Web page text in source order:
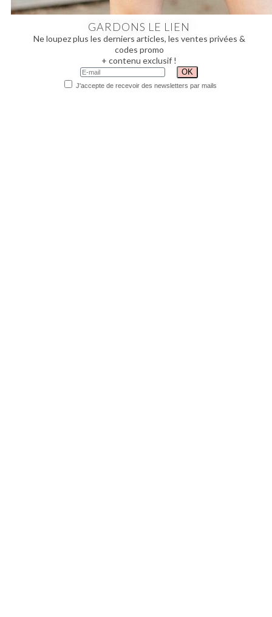
GARDONS LE LIEN
Ne loupez plus les derniers articles, les ventes privées &
codes promo
+ contenu exclusif !
J'accepte de recevoir des newsletters par mails